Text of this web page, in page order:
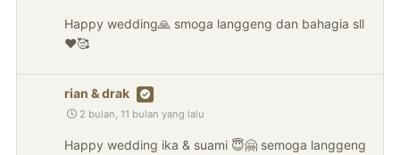
Happy wedding🙏 smoga langgeng dan bahagia sll
❤️🥰
rian & drak
2 bulan, 11 bulan yang lalu
Happy wedding ika & suami 😇🤗 semoga langgeng